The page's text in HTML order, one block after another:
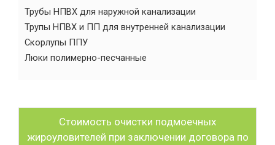
Трубы НПВХ для наружной канализации
Трупы НПВХ и ПП для внутренней канализации
Скорлупы ППУ
Люки полимерно-песчанные
Стоимость очистки подмоечных
жироуловителей при заключении договора по